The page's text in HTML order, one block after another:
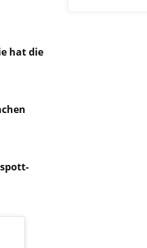
hat die